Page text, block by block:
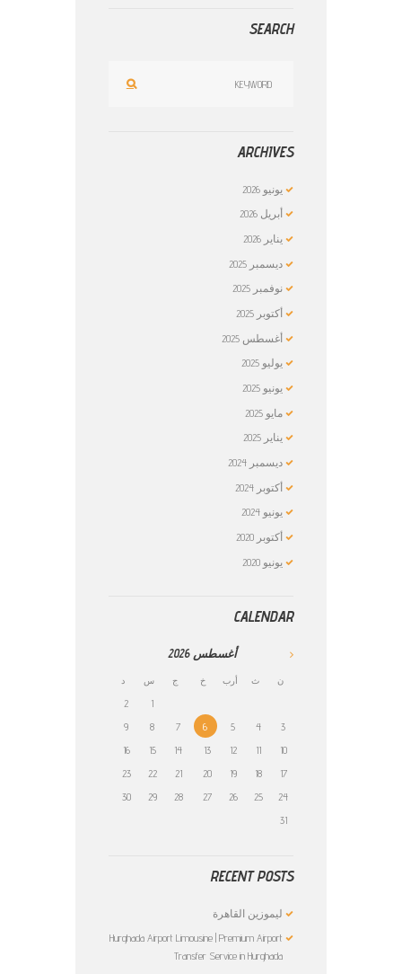
SEARCH
ARCHIVES
يونيو2026
أبريل2026
يناير2026
ديسمبر2025
نوفمبر2025
أكتوبر2025
أغسطس2025
يوليو2025
يونيو2025
مايو2025
يناير2025
ديسمبر2024
أكتوبر2024
يونيو2024
أكتوبر2020
يونيو2020
CALENDAR
أغسطس2026
ن ث أرب خ ج س د
1
2
3
4
5
6
7
8
9
10
11
12
13
14
15
16
17
18
19
20
21
22
23
24
25
26
27
28
29
30
31
RECENT POSTS
ليموزين القاهرة
Hurghada Airport Limousine | Premium Airport
Transfer Service in Hurghada